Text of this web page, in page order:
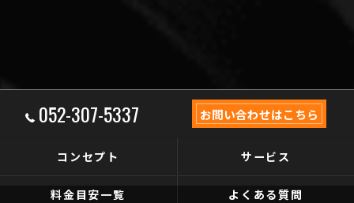
052-307-5337 お問い合わせはこちら
コンセプト サービス
料金目安一覧 よくある質問